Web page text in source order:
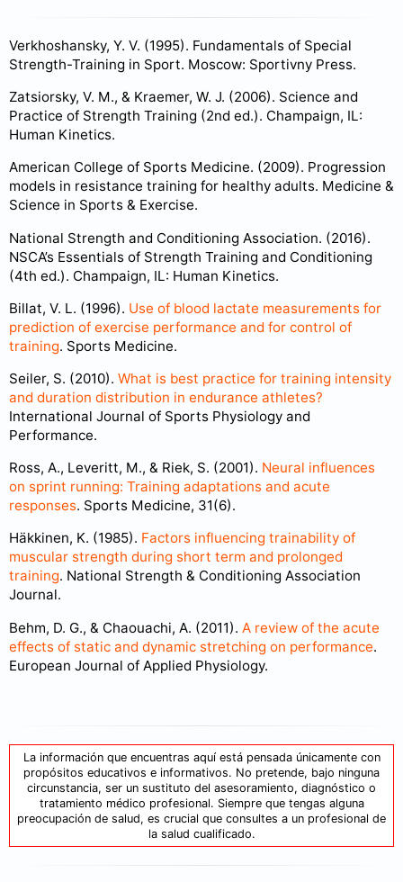
Verkhoshansky, Y. V. (1995). Fundamentals of Special
Strength-Training in Sport. Moscow: Sportivny Press.
Zatsiorsky, V. M., & Kraemer, W. J. (2006). Science and
Practice of Strength Training (2nd ed.). Champaign, IL:
Human Kinetics.
American College of Sports Medicine. (2009). Progression
models in resistance training for healthy adults. Medicine &
Science in Sports & Exercise.
National Strength and Conditioning Association. (2016).
NSCA’s Essentials of Strength Training and Conditioning
(4th ed.). Champaign, IL: Human Kinetics.
Billat, V. L. (1996). Use of blood lactate measurements for
prediction of exercise performance and for control of
training. Sports Medicine.
Seiler, S. (2010). What is best practice for training intensity
and duration distribution in endurance athletes?
International Journal of Sports Physiology and
Performance.
Ross, A., Leveritt, M., & Riek, S. (2001). Neural influences
on sprint running: Training adaptations and acute
responses. Sports Medicine, 31(6).
Häkkinen, K. (1985). Factors influencing trainability of
muscular strength during short term and prolonged
training. National Strength & Conditioning Association
Journal.
Behm, D. G., & Chaouachi, A. (2011). A review of the acute
effects of static and dynamic stretching on performance.
European Journal of Applied Physiology.
La información que encuentras aquí está pensada únicamente con
propósitos educativos e informativos. No pretende, bajo ninguna
circunstancia, ser un sustituto del asesoramiento, diagnóstico o
tratamiento médico profesional. Siempre que tengas alguna
preocupación de salud, es crucial que consultes a un profesional de
la salud cualificado.